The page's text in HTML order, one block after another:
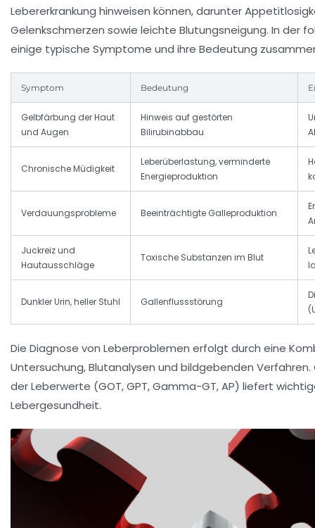
Lebererkrankung hinweisen können, darunter
Gelenkschmerzen sowie leichte Blutungsneigung. In der
einige typische Symptome und ihre Bedeutung
Symptom Bedeutung
Gelbfärbung der Haut
und Augen
Hinweis auf gestörten
Bilirubinabbau
Chronische Müdigkeit
Leberüberlastung, verminderte
Energieproduktion
Verdauungsprobleme Beeinträchtigte Galleproduktion
Juckreiz und
Hautausschläge
Toxische Substanzen im Blut
Dunkler Urin, heller Stuhl Gallenflussstörung
Die Diagnose von Leberproblemen erfolgt durch eine
Untersuchung, Blutanalysen und bildgebenden
der Leberwerte (GOT, GPT, Gamma-GT, AP) liefert
Lebergesundheit.